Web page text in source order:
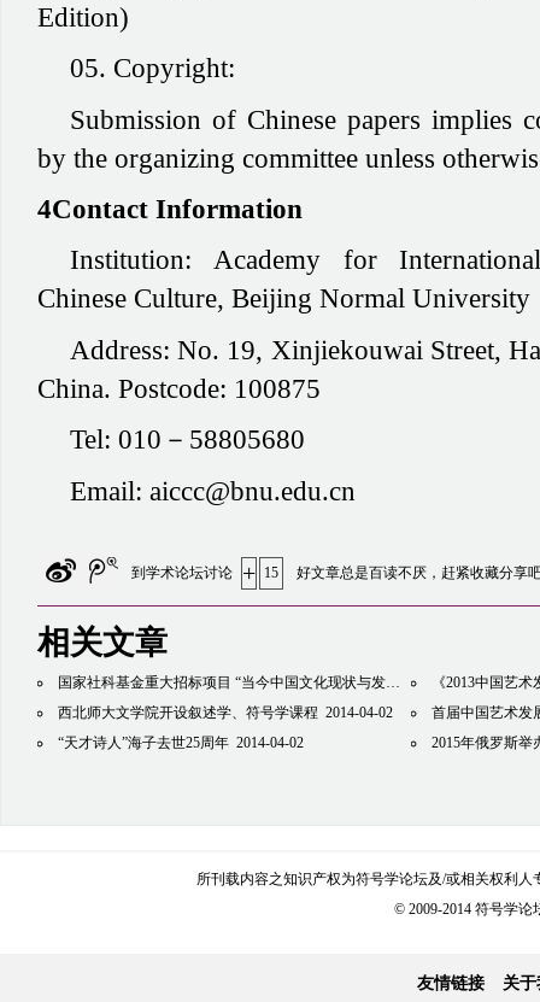
Edition)
05. Copyright:
Submission of Chinese papers implies
by the organizing committee unless
4Contact Information
Institution:
Academy for
Chinese Culture, Beijing Normal University
Address: No. 19, Xinjiekouwai Street,
China. Postcode: 100875
Tel: 010－58805680
Email: aiccc@bnu.edu.cn
到学术论坛讨论 + 15 好文章总是百读不厌，赶紧收藏分享
相关文章
国家社科基金重大招标项目 “当今中国文化现状与发展的符号学研究” 开题暨研讨会举行
西北师大文学院开设叙述学、符号学课程 2014-04-02
“天才诗人”海子去世25周年 2014-04-02
《2013中国艺
首届中国艺术发
2015年俄罗斯举
所刊载内容之知识产权为符号学论坛及/或相关权利
© 2009-2014 符号学论
友情链接 关于